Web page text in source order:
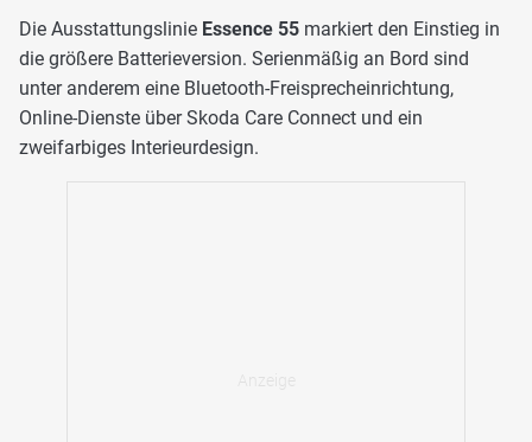
Die Ausstattungslinie Essence 55 markiert den Einstieg in
die größere Batterieversion. Serienmäßig an Bord sind
unter anderem eine Bluetooth-Freisprecheinrichtung,
Online-Dienste über Skoda Care Connect und ein
zweifarbiges Interieurdesign.